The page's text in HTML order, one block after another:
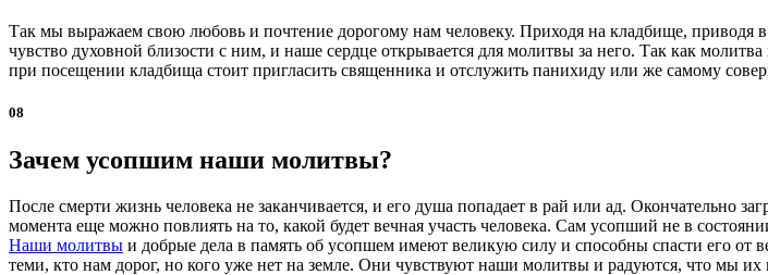
Так мы выражаем свою любовь и почтение дорогому нам человеку. Приходя на кладбище,
чувство духовной близости с ним, и наше сердце открывается для молитвы за него. Так как
при посещении кладбища стоит пригласить священника и отслужить панихиду или же самому
08
Зачем усопшим наши молитвы?
После смерти жизнь человека не заканчивается, и его душа попадает в рай или ад. Окончательно
момента еще можно повлиять на то, какой будет вечная участь человека. Сам усопший не в
Наши молитвы и добрые дела в память об усопшем имеют великую силу и способны спасти его
теми, кто нам дорог, но кого уже нет на земле. Они чувствуют наши молитвы и радуются, что мы их